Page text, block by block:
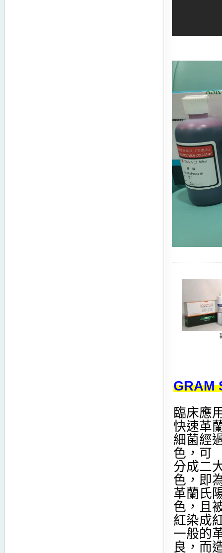
GRAM
臨床應
快速革
細菌經
色，可
分成二
色，即
革蘭氏
色，且
紅染成
一般的
良，而